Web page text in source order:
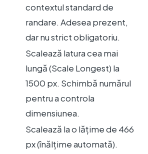
contextul standard de
randare. Adesea prezent,
dar nu strict obligatoriu.
Scalează latura cea mai
lungă (Scale Longest) la
1500 px. Schimbă numărul
pentru a controla
dimensiunea.
Scalează la o lățime de 466
px (înălțime automată).